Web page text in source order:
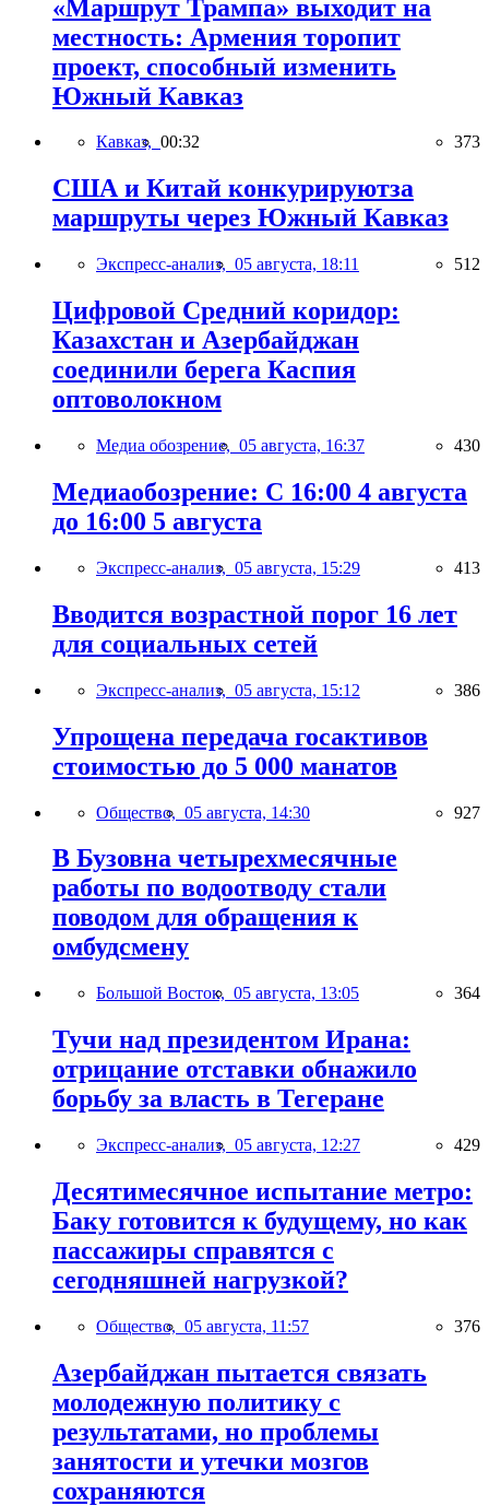
«Маршрут Трампа» выходит на
местность: Армения торопит
проект, способный изменить
Южный Кавказ
Кавказ, 00:32 373
США и Китай конкурируютза
маршруты через Южный Кавказ
Экспресс-анализ, 05 августа, 18:11 512
Цифровой Средний коридор:
Казахстан и Азербайджан
соединили берега Каспия
оптоволокном
Медиа обозрение, 05 августа, 16:37 430
Медиаобозрение: С 16:00 4 августа
до 16:00 5 августа
Экспресс-анализ, 05 августа, 15:29 413
Вводится возрастной порог 16 лет
для социальных сетей
Экспресс-анализ, 05 августа, 15:12 386
Упрощена передача госактивов
стоимостью до 5 000 манатов
Общество, 05 августа, 14:30 927
В Бузовна четырехмесячные
работы по водоотводу стали
поводом для обращения к
омбудсмену
Большой Восток, 05 августа, 13:05 364
Тучи над президентом Ирана:
отрицание отставки обнажило
борьбу за власть в Тегеране
Экспресс-анализ, 05 августа, 12:27 429
Десятимесячное испытание метро:
Баку готовится к будущему, но как
пассажиры справятся с
сегодняшней нагрузкой?
Общество, 05 августа, 11:57 376
Азербайджан пытается связать
молодежную политику с
результатами, но проблемы
занятости и утечки мозгов
сохраняются